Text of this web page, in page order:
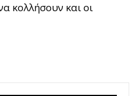
κολλήσουν και οι